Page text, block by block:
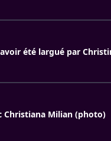
été largué par
Christiana Milian (photo)